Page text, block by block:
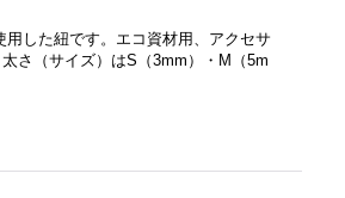
した紐です。エコ資材用、アクセサ
さ（サイズ）はS（3mm）・M（5m